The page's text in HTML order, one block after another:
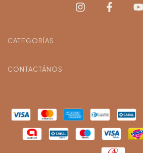
CATEGORÍAS
CONTACTÁNOS